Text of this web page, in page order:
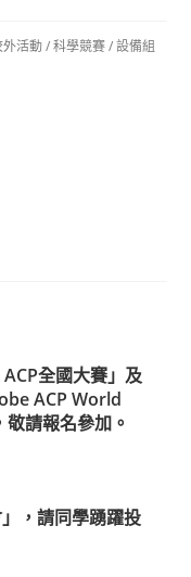
外活動 / 科學競賽 / 設備組
全國大賽」及
ACP World
請報名參加。
，請同學踴躍投